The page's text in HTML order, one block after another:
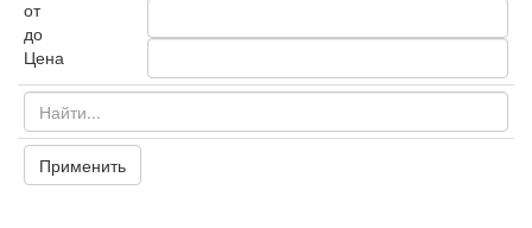
от
до
Цена
Применить